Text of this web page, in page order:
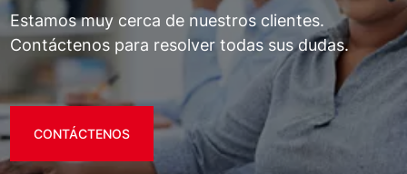
Estamos muy cerca de nuestros clientes.
Contáctenos para resolver todas sus dudas.
CONTÁCTENOS